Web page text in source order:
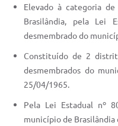
Portal da Privacidade
Formulário
Agenda
Elevado à categoria
Brasilândia, pela Lei
desmembrado do
Constituído de 2
desmembrados do
25/04/1965.
Pela Lei Estadual nº
município de